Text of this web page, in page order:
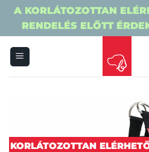
A KORLÁTOZOTTAN
RENDELÉS ELŐTT
KORLÁTOZOTTAN